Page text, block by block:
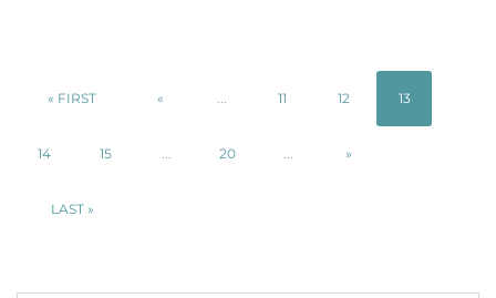
« FIRST « 11 12 13
14 15 20 »
LAST »